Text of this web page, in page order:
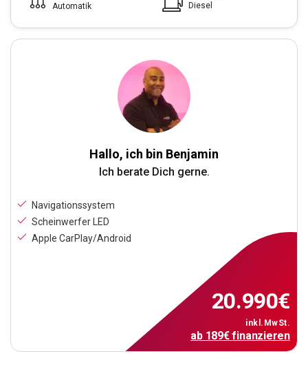
Hallo, ich bin Benjamin
Ich berate Dich gerne.
Navigationssystem
Scheinwerfer LED
Apple CarPlay/Android
20.990€
inkl.MwSt.
ab 189€finanzieren
Automatik
Diesel